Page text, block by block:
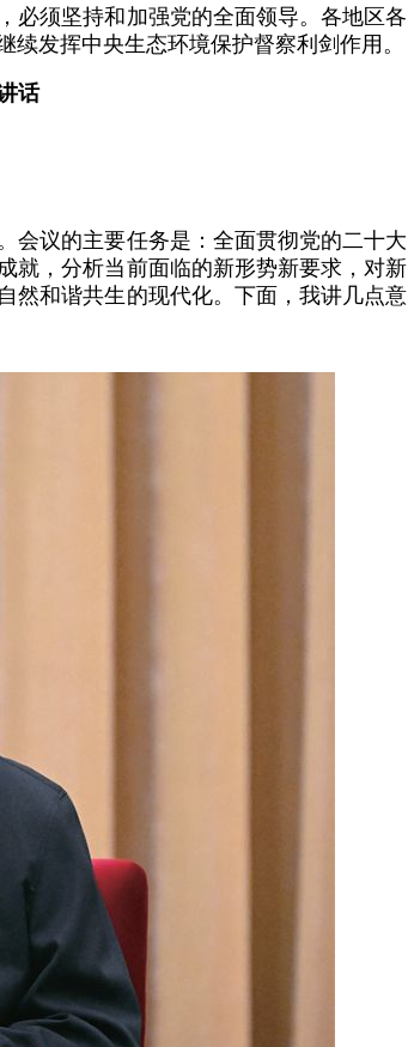
必须坚持和加强党的全面领导。各地区各
发挥中央生态环境保护督察利剑作用。
话
会议的主要任务是：全面贯彻党的二十大
就，分析当前面临的新形势新要求，对新
然和谐共生的现代化。下面，我讲几点意